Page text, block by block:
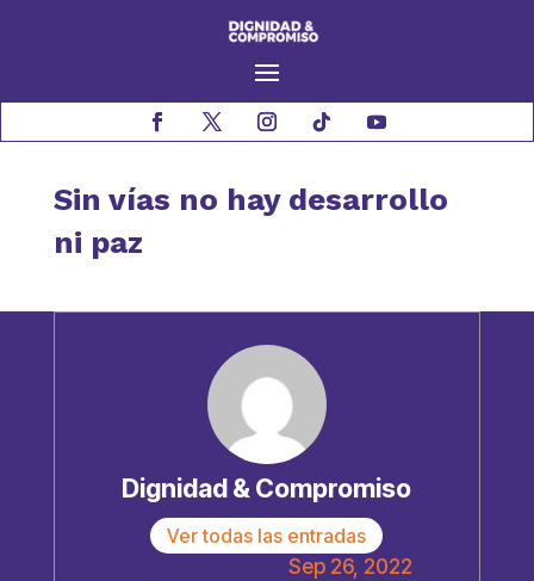
Sin vías no hay desarrollo
ni paz
Dignidad & Compromiso
Ver todas las entradas
Sep 26, 2022